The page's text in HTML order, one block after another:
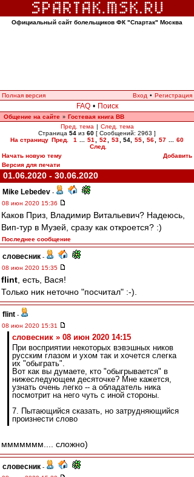
Официальный сайт болельщиков ФК "Спартак" Москва
Полная версия Вход • Регистрация
FAQ • Поиск
Общение на сайте » Гостевая книга ВВ
Пред. тема | След. тема
Страница 54 из 60 [ Сообщений: 2963 ]
На страницу Пред. 1 51 52 53 54 55 56 57
60
След.
Начать новую тему
Добавить
Версия для печати
01.06.2020 - 30.06.2020
Mike Lebedev -
08 июн 2020 15:36
Каков Приз, Владимир Витальевич? Надеюсь,
Вип-тур в Музей, сразу как откроется? :)
Последнее сообщение
словесник -
08 июн 2020 15:35
flint , есть, Вася!
Только ник неточно "посчитал" :-).
flint -
08 июн 2020 15:31
словесник » 08 июн 2020 14:15
При восприятии некоторых вэвэшных ников
русским глазом и ухом так и хочется слегка
их "обыграть".
Вот как вы думаете, кто "обыгрывается" в
нижеследующем десяточке? Мне кажется,
узнать очень легко -- а обладатель ника
посмотрит на него чуть с иной стороны.
7. Пытающийся сказать, но затрудняющийся
произнести слово
ммммммм.... сложно)
словесник -